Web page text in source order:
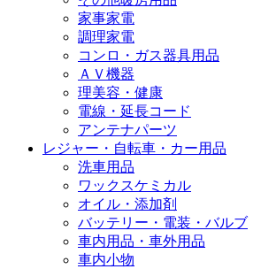
家事家電
調理家電
コンロ・ガス器具用品
ＡＶ機器
理美容・健康
電線・延長コード
アンテナパーツ
レジャー・自転車・カー用品
洗車用品
ワックスケミカル
オイル・添加剤
バッテリー・電装・バルブ
車内用品・車外用品
車内小物